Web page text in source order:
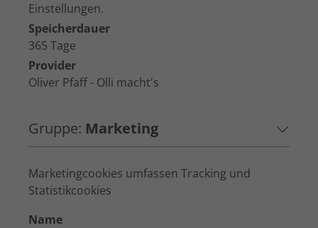
Einstellungen.
Speicherdauer
365 Tage
Provider
Oliver Pfaff - Olli macht's
Gruppe: Marketing
Marketingcookies umfassen Tracking und
Statistikcookies
Name